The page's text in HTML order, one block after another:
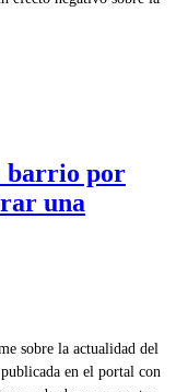
barrio por
una
sobre la actualidad del
en el portal con